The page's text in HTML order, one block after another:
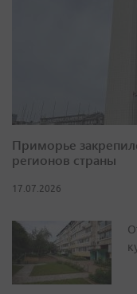
Приморье
регионов страны
17.07.2026